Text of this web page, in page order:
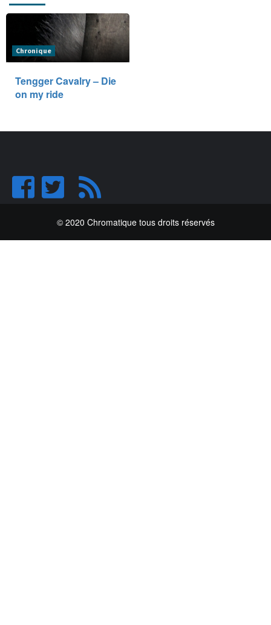
Chronique
Tengger Cavalry – Die
on my ride
© 2020 Chromatique tous droits réservés